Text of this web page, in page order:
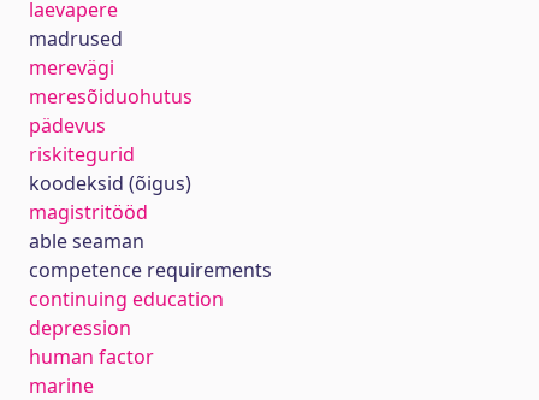
laevapere
madrused
merevägi
meresõiduohutus
pädevus
riskitegurid
koodeksid (õigus)
magistritööd
able seaman
competence requirements
continuing education
depression
human factor
marine